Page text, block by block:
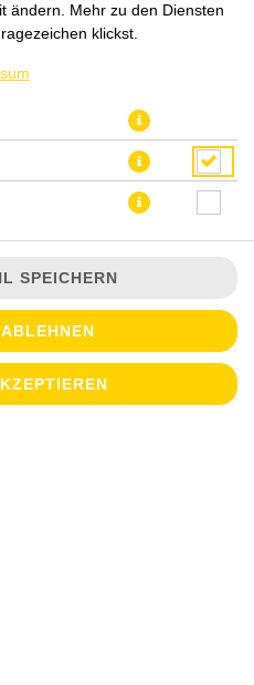
ändern. Mehr zu den Diensten
klickst.
SPEICHERN